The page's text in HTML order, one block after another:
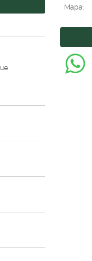
Mapa: